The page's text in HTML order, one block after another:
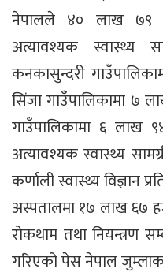
नेपालले ४० लाख ७९
अत्यावश्यक स्वास्थ्य
कनकासुन्दरी
सिंजा गाउँपालिकामा ७
गाउँपालिकामा ६ लाख
अत्यावश्यक स्वास्थ्य
कर्णाली स्वास्थ्य विज्ञान
अस्पतालमा १७ लाख ६७
रोकथाम तथा नियन्त्रण
गरिएको पेस नेपाल